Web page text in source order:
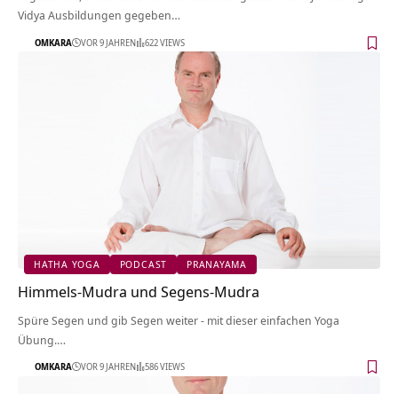
Vidya Ausbildungen gegeben…
OMKARA VOR 9 JAHREN 622 VIEWS
HATHA YOGA PODCAST PRANAYAMA
Himmels-Mudra und Segens-Mudra
Spüre Segen und gib Segen weiter - mit dieser einfachen Yoga
Übung.…
OMKARA VOR 9 JAHREN 586 VIEWS